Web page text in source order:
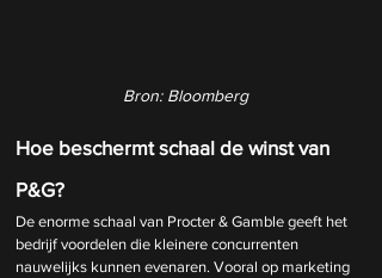
Bron: Bloomberg
Hoe beschermt schaal de winst van
P&G?
De enorme schaal van Procter & Gamble geeft het
bedrijf voordelen die kleinere concurrenten
nauwelijks kunnen evenaren. Vooral op marketing